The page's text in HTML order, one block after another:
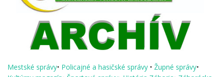
Mestské správy• Policajné a hasičské správy • Župné správy•